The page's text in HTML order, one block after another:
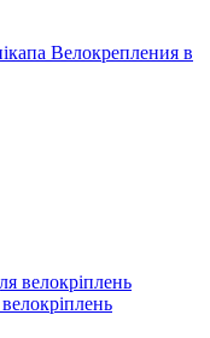
Велокрепления в